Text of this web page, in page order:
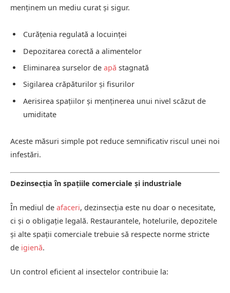
menținem un mediu curat și sigur.
Curățenia regulată a locuinței
Depozitarea corectă a alimentelor
Eliminarea surselor de apă stagnată
Sigilarea crăpăturilor și fisurilor
Aerisirea spațiilor și menținerea unui nivel scăzut de
umiditate
Aceste măsuri simple pot reduce semnificativ riscul unei noi
infestări.
Dezinsecția în spațiile comerciale și industriale
În mediul de afaceri, dezinsecția este nu doar o necesitate,
ci și o obligație legală. Restaurantele, hotelurile, depozitele
și alte spații comerciale trebuie să respecte norme stricte
de igienă.
Un control eficient al insectelor contribuie la: